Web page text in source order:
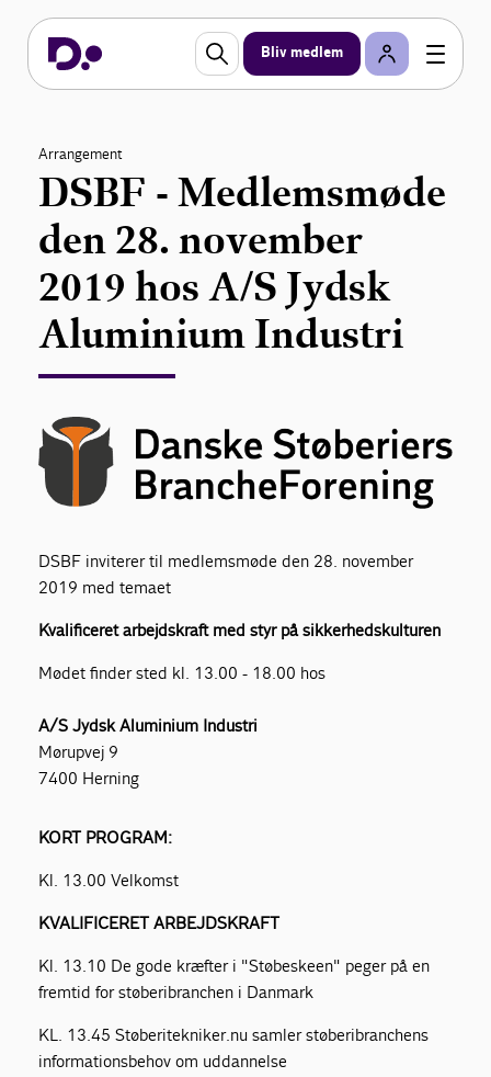
Bliv medlem
Arrangement
DSBF - Medlemsmøde
den 28. november
2019 hos A/S Jydsk
Aluminium Industri
DSBF inviterer til medlemsmøde den 28. november
2019 med temaet
Kvalificeret arbejdskraft med styr på sikkerhedskulturen
Mødet finder sted kl. 13.00 - 18.00 hos
A/S Jydsk Aluminium Industri
Mørupvej 9
7400 Herning
KORT PROGRAM:
Kl. 13.00 Velkomst
KVALIFICERET ARBEJDSKRAFT
Kl. 13.10 De gode kræfter i "Støbeskeen" peger på en
fremtid for støberibranchen i Danmark
KL. 13.45 Støberitekniker.nu samler støberibranchens
informationsbehov om uddannelse